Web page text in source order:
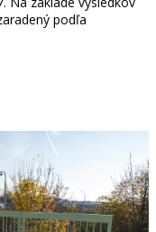
podľa